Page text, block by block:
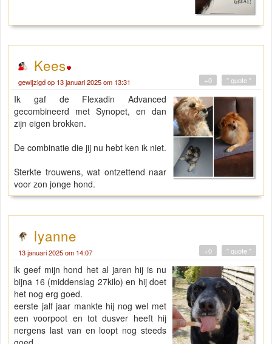
Kees
gewijzigd op 13 januari 2025 om 13:31 " quote "
+0
Ik gaf de Flexadin Advanced
gecombineerd met Synopet, en dan
zijn eigen brokken.
De combinatie die jij nu hebt ken ik niet.
Sterkte trouwens, wat ontzettend naar
voor zon jonge hond.
lyanne
13 januari 2025 om 14:07 " quote "
+0
ik geef mijn hond het al jaren hij is nu
bijna 16 (middenslag 27kilo) en hij doet
het nog erg goed.
eerste jalf jaar mankte hij nog wel met
een voorpoot en tot dusver heeft hij
nergens last van en loopt nog steeds